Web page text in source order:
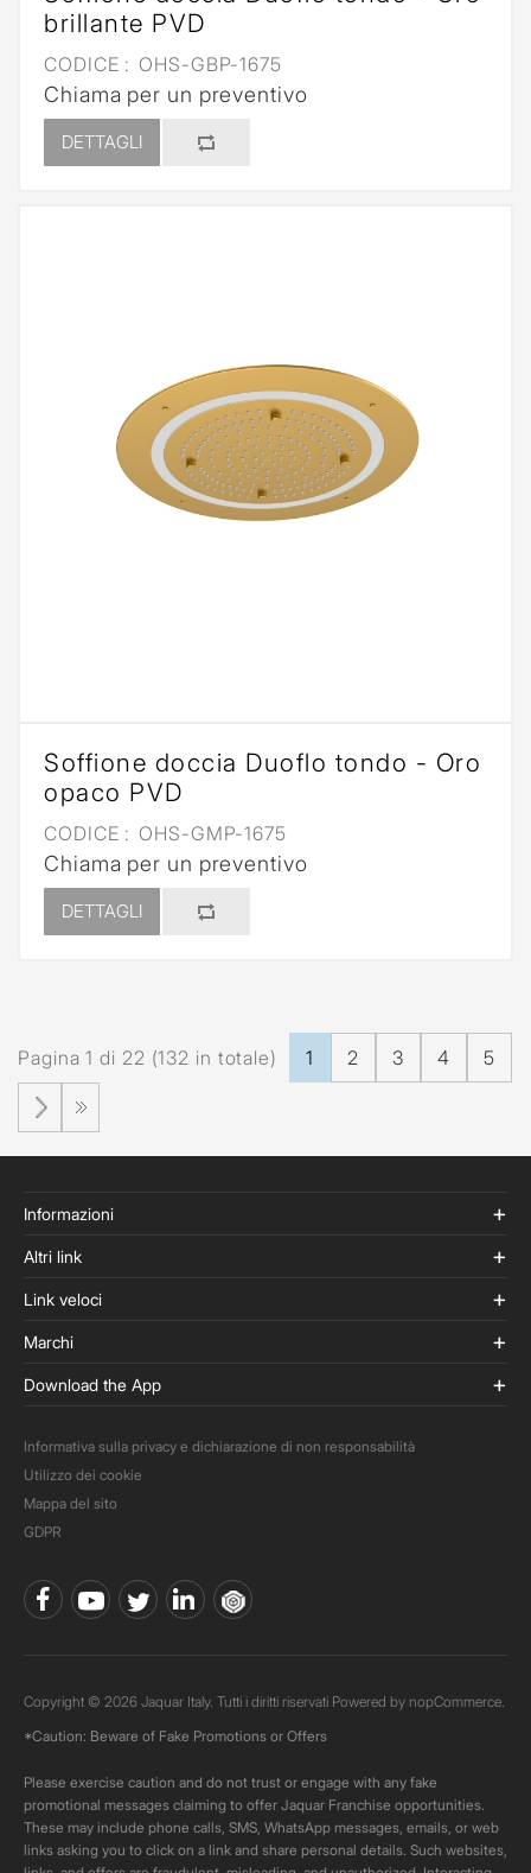
brillante PVD
CODICE : OHS-GBP-1675
Chiama per un preventivo
DETTAGLI
Soffione doccia Duoflo tondo - Oro
opaco PVD
CODICE : OHS-GMP-1675
Chiama per un preventivo
DETTAGLI
Pagina 1 di 22 (132 in totale) 1 2 3 4 5
Informazioni
Altri link
Link veloci
Marchi
Download the App
Informativa sulla privacy e dichiarazione di non responsabilità
Utilizzo dei cookie
Mappa del sito
GDPR
Copyright © 2026 Jaquar Italy. Tutti i diritti riservati Powered by nopCommerce.
*Caution: Beware of Fake Promotions or Offers
Please exercise caution and do not trust or engage with any fake
promotional messages claiming to offer Jaquar Franchise opportunities.
These may include phone calls, SMS, WhatsApp messages, emails, or web
links asking you to click on a link and share personal details. Such websites,